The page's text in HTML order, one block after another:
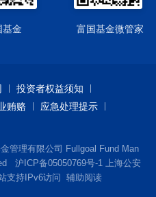
规允许的前提下，本基金可
信誉良好的机构，取得租赁收
合约，以期降低跟踪误差水
时，主要存在延期费拖累、
信用风险等风险。
基金财产投资运营过程增值
基金 富国基金微管家
投资者权益须知
贿赂
应急处理提示
管理有限公司 Fullgoal Fund Man
沪ICP备05050769号-1 上海公安
支持IPv6访问 辅助阅读